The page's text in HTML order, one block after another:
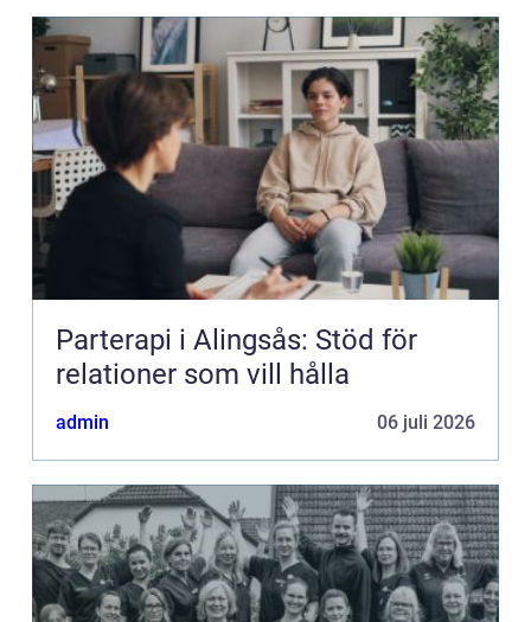
Parterapi i Alingsås: Stöd för
relationer som vill hålla
admin 06 juli 2026